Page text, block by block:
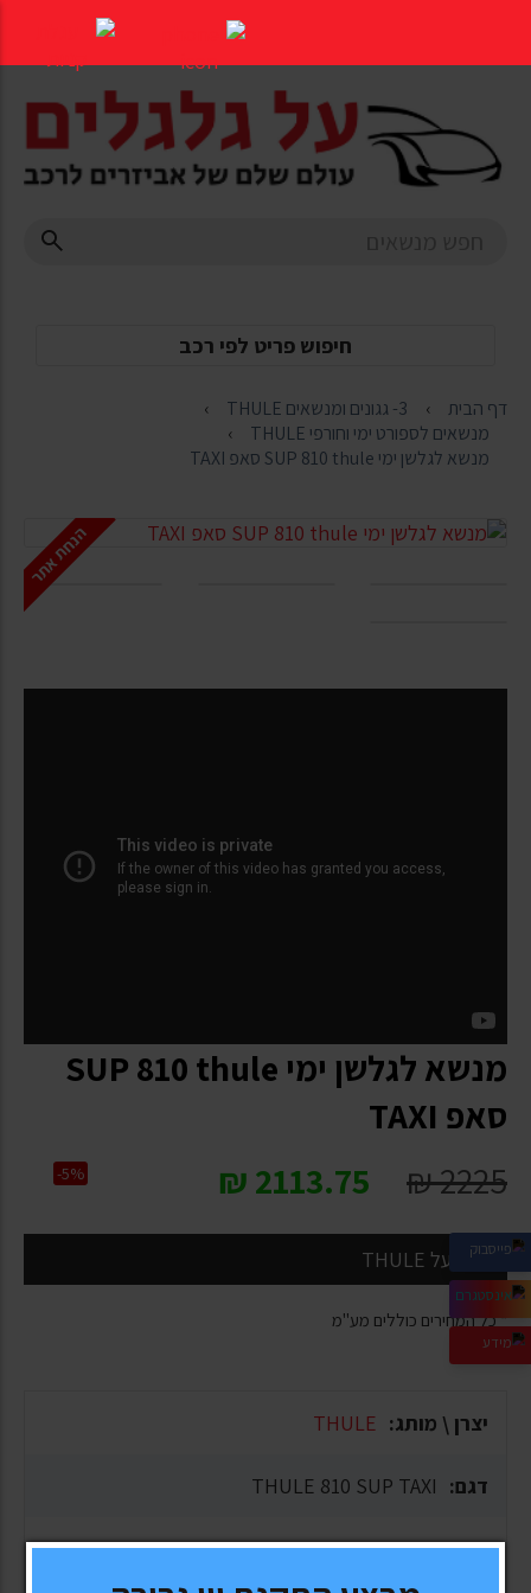
העמוד
חיפוש פריט לפי רכב
דף הבית
3- גגונים ומנשאים THULE
מנשאים לספורט ימי וחורפי THULE
מנשא לגלשן ימי SUP 810 thule סאפ TAXI
הנחת אתר
מנשא לגלשן ימי SUP 810 thule
סאפ TAXI
2225
₪
2113.75
₪
-5%
הנחה על THULE
* כל המחירים כוללים מע"מ
יצרן \ מותג: THULE
דגם: THULE 810 SUP TAXI
אחריות: 5 שנים